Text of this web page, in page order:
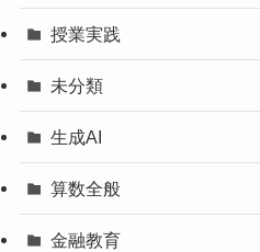
授業実践
未分類
生成AI
算数全般
金融教育